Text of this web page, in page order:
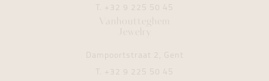
T. +32 9 225 50 45
Vanhoutteghem
Jewelry
Dampoortstraat 2, Gent
T. +32 9 225 50 45